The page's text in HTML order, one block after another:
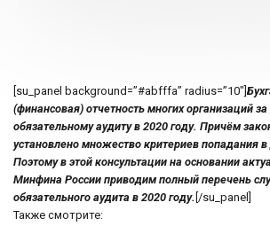
[su_panel background=”#abfffa” radius=”10″]
(финансовая) отчетность многих организаций
обязательному аудиту в 2020 году. Причём
установлено множество критериев попадания
Поэтому в этой консультации на основании
Минфина России приводим полный перечень
обязательного аудита в 2020 году. [/su_panel]
Также смотрите: